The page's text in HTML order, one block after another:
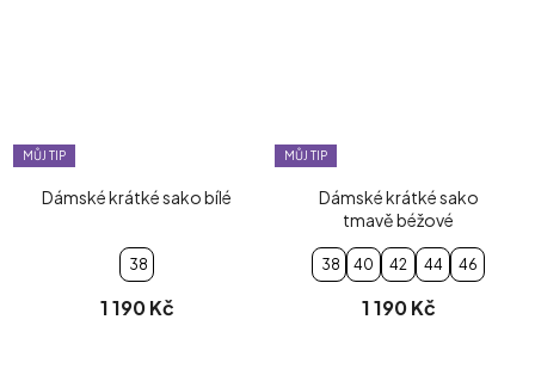
MŮJ TIP
Dámské krátké sako bílé
38
1 190 Kč
MŮJ TIP
Dámské krátké sako
tmavě béžové
38 40 42 44 46
1 190 Kč